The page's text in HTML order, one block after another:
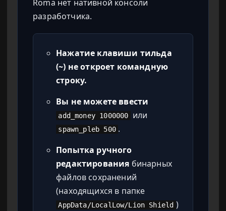
Roma нет нативной консоли
разработчика.
Нажатие клавиши тильда
(~) не откроет командную
строку.
Вы не можете ввести
add_money 1000000 или
spawn_pleb 500 .
Попытка ручного
редактирования бинарных
файлов сохранений
(находящихся в папке
AppData/LocalLow/Lion Shield )